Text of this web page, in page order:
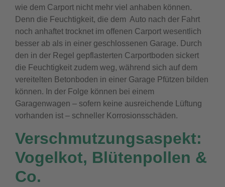
wie dem Carport nicht mehr viel anhaben können.
Denn die Feuchtigkeit, die dem Auto nach der Fahrt
noch anhaftet trocknet im offenen Carport wesentlich
besser ab als in einer geschlossenen Garage. Durch
den in der Regel gepflasterten Carportboden sickert
die Feuchtigkeit zudem weg, während sich auf dem
vereitelten Betonboden in einer Garage Pfützen bilden
können. In der Folge können bei einem
Garagenwagen – sofern keine ausreichende Lüftung
vorhanden ist – schneller Korrosionsschäden.
Verschmutzungsaspekt:
Vogelkot, Blütenpollen &
Co.